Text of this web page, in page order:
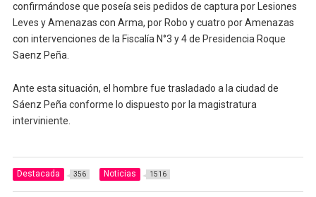
confirmándose que poseía seis pedidos de captura por Lesiones
Leves y Amenazas con Arma, por Robo y cuatro por Amenazas
con intervenciones de la Fiscalía N°3 y 4 de Presidencia Roque
Saenz Peña.
Ante esta situación, el hombre fue trasladado a la ciudad de
Sáenz Peña conforme lo dispuesto por la magistratura
interviniente.
Destacada 356 Noticias 1516